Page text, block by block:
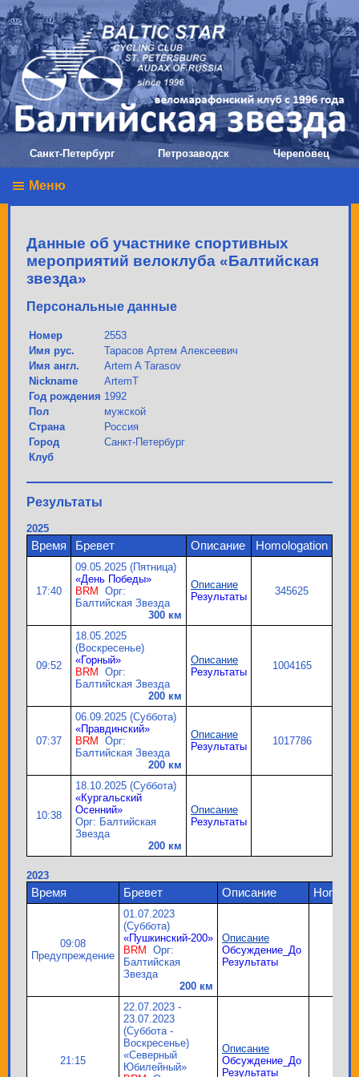
Санкт-Петербург Петрозаводск Череповец
Меню
Данные об участнике спортивных
мероприятий велоклуба «Балтийская
звезда»
Персональные данные
Номер
2553
Имя рус.
Тарасов Артем Алексеевич
Имя англ.
Artem A Tarasov
Nickname
ArtemT
Год рождения 1992
Пол
мужской
Страна
Россия
Город
Санкт-Петербург
Клуб
Результаты
2025
Время Бревет Описание Homologation
17:40
09.05.2025 (Пятница)
«День Победы»
BRM
Орг:
Балтийская Звезда
300 км
Описание
Результаты
345625
09:52
18.05.2025
(Воскресенье)
«Горный»
BRM
Орг:
Балтийская Звезда
200 км
Описание
Результаты
1004165
07:37
06.09.2025 (Суббота)
«Правдинский»
BRM
Орг:
Балтийская Звезда
200 км
Описание
Результаты
1017786
10:38
18.10.2025 (Суббота)
«Кургальский
Осенний»
Орг: Балтийская
Звезда
200 км
Описание
Результаты
2023
Время Бревет Описание
09:08
Предупреждение
01.07.2023
(Суббота)
«Пушкинский-200»
BRM
Орг:
Балтийская
Звезда
200 км
Описание
Обсуждение_До
Результаты
21:15
22.07.2023 -
23.07.2023
(Суббота -
Воскресенье)
«Северный
Юбилейный»
Описание
Обсуждение_До
Результаты